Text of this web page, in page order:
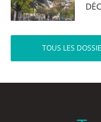
TOUS LES